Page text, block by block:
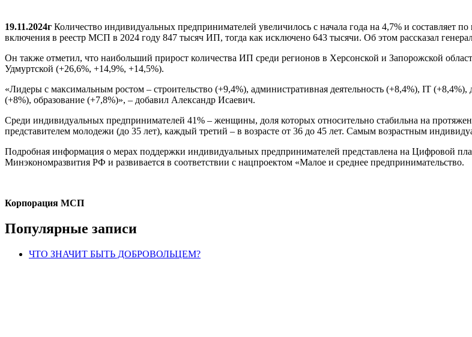
19.11.2024г Количество индивидуальных предпринимателей увеличилось с начала года на 4,7% и составляет
включения в реестр МСП в 2024 году 847 тысяч ИП, тогда как исключено 643 тысячи. Об этом рассказал
Он также отметил, что наибольший прирост количества ИП среди регионов в Херсонской и Запорожской
Удмуртской (+26,6%, +14,9%, +14,5%).
«Лидеры с максимальным ростом – строительство (+9,4%), административная деятельность (+8,4%), IT (+8,4%),
(+8%), образование (+7,8%)», – добавил Александр Исаевич.
Среди индивидуальных предпринимателей 41% – женщины, доля которых относительно стабильна на
представителем молодежи (до 35 лет), каждый третий – в возрасте от 36 до 45 лет. Самым возрастным
Подробная информация о мерах поддержки индивидуальных предпринимателей представлена на Цифровой
Минэкономразвития РФ и развивается в соответствии с нацпроектом «Малое и среднее предпринимательство.
Корпорация МСП
Популярные записи
ЧТО ЗНАЧИТ БЫТЬ ДОБРОВОЛЬЦЕМ?